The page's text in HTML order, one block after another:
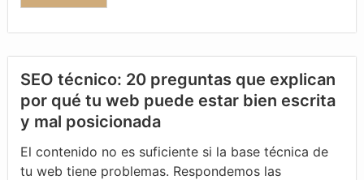
SEO técnico: 20 preguntas que explican
por qué tu web puede estar bien escrita
y mal posicionada
El contenido no es suficiente si la base técnica de
tu web tiene problemas. Respondemos las